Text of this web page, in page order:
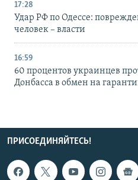
17:28
Удар РФ по Одессе:
человек – власти
16:59
60 процентов украинцев
Донбасса в обмен на
ПРИСОЕДИНЯЙТЕСЬ!